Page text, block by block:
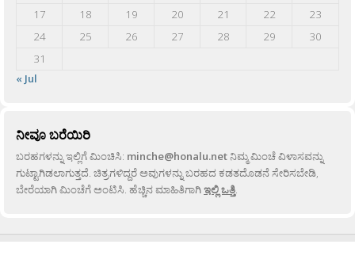
17
18 19 20 21 22
23
24
25 26 27 28 29
30
31
« Jul
ನೀವೂ ಬರೆಯಿರಿ
ಬರಹಗಳನ್ನು ಇಲ್ಲಿಗೆ ಮಿಂಚಿಸಿ: minche@honalu.netನಿಮ್ಮ ಮಿಂಚೆ ವಿಳಾಸವನ್ನು
ಗುಟ್ಟಾಗಿಡಲಾಗುತ್ತದೆ. ಚಿತ್ರಗಳಿದ್ದರೆ ಅವುಗಳನ್ನು ಬರಹದ ಕಡತದೊಡನೆ ಸೇರಿಸಬೇಡಿ,
ಬೇರೆಯಾಗಿ ಮಿಂಚೆಗೆ ಅಂಟಿಸಿ. ಹೆಚ್ಚಿನ ಮಾಹಿತಿಗಾಗಿಇಲ್ಲಿ ಒತ್ತಿ.